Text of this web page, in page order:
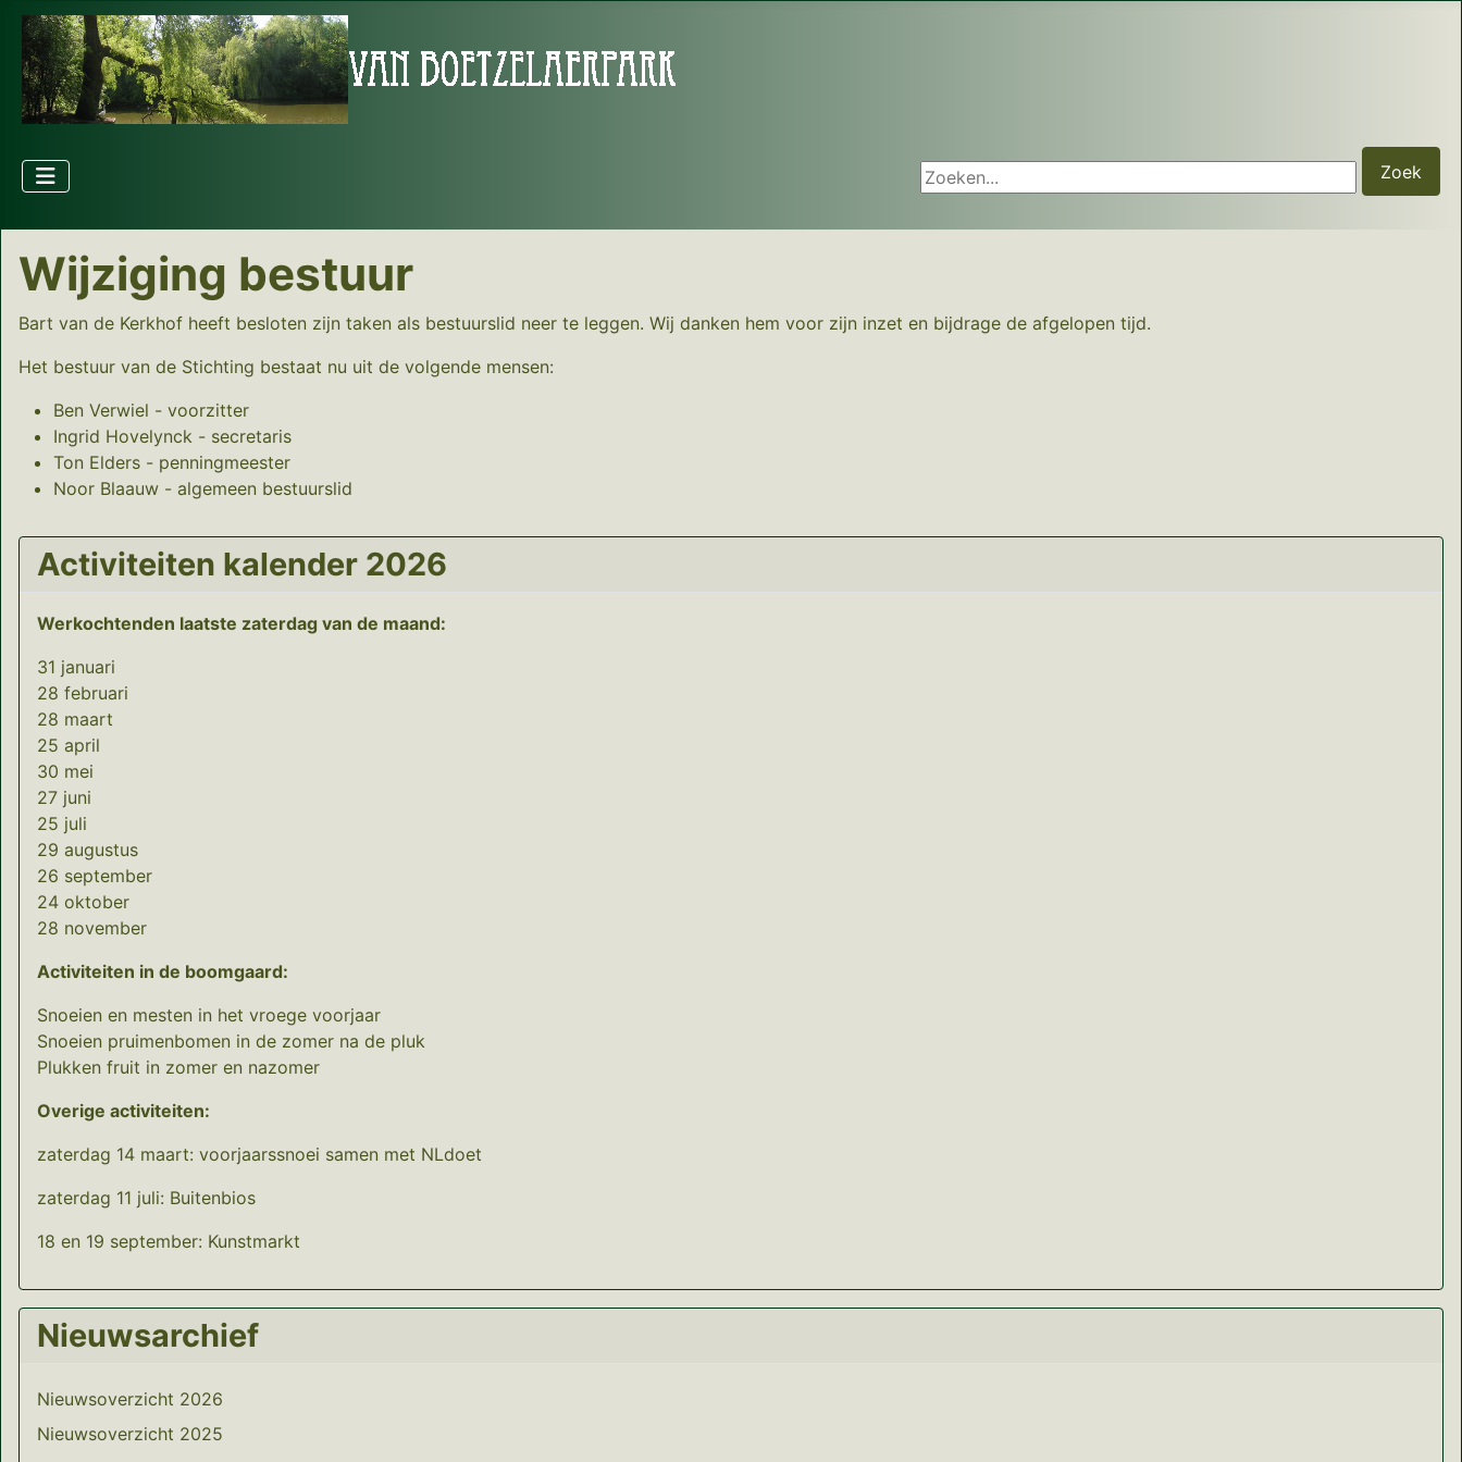
Zoeken...
Zoek
Wijziging bestuur
Bart van de Kerkhof heeft besloten zijn taken als bestuurslid neer te leggen. Wij danken hem voor zijn inzet en bijdrage de afgelopen tijd.
Het bestuur van de Stichting bestaat nu uit de volgende mensen:
Ben Verwiel - voorzitter
Ingrid Hovelynck - secretaris
Ton Elders - penningmeester
Noor Blaauw - algemeen bestuurslid
Activiteiten kalender 2026
Werkochtenden laatste zaterdag van de maand:
31 januari
28 februari
28 maart
25 april
30 mei
27 juni
25 juli
29 augustus
26 september
24 oktober
28 november
Activiteiten in de boomgaard:
Snoeien en mesten in het vroege voorjaar
Snoeien pruimenbomen in de zomer na de pluk
Plukken fruit in zomer en nazomer
Overige activiteiten:
zaterdag 14 maart: voorjaarssnoei samen met NLdoet
zaterdag 11 juli: Buitenbios
18 en 19 september: Kunstmarkt
Nieuwsarchief
Nieuwsoverzicht 2026
Nieuwsoverzicht 2025